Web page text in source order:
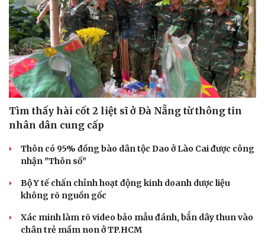
Tìm thấy hài cốt 2 liệt sĩ ở Đà Nẵng từ thông tin
nhân dân cung cấp
Thôn có 95% đồng bào dân tộc Dao ở Lào Cai được công
nhận "Thôn số"
Bộ Y tế chấn chỉnh hoạt động kinh doanh dược liệu
không rõ nguồn gốc
Xác minh làm rõ video bảo mẫu đánh, bắn dây thun vào
chân trẻ mầm non ở TP.HCM